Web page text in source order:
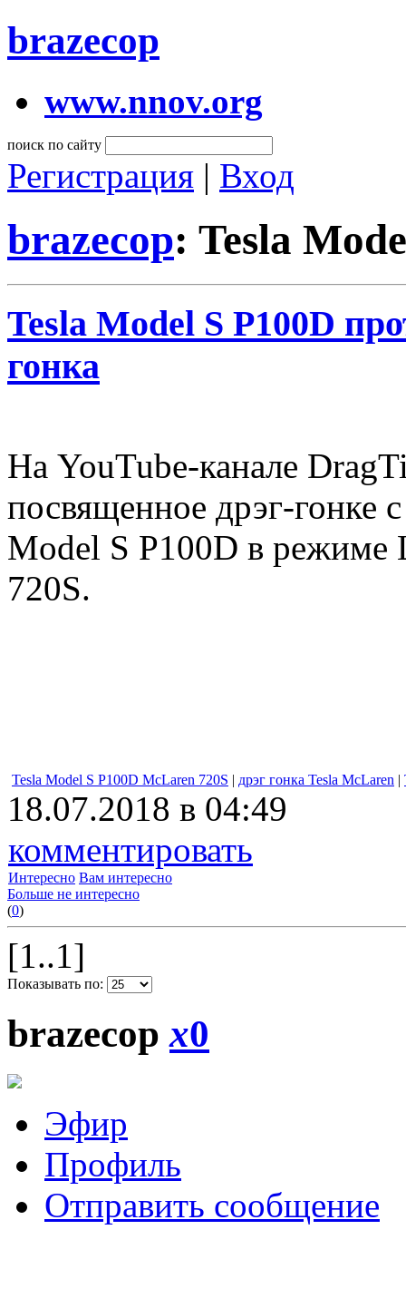
brazecop
www.nnov.org
поиск по сайту
Регистрация | Вход
brazecop: Tesla
Tesla Model S P100D
гонка
На YouTube-канале
посвященное дрэг-гонке
Model S P100D в режиме
720S.
Tesla Model S P100D McLaren 720S | дрэг гонка Tesla McLaren |
18.07.2018 в 04:49
комментировать
Интересно Вам интересно
Больше не интересно
(0)
[1..1]
Показывать по:
brazecopx0
Эфир
Профиль
Отправить сообщение